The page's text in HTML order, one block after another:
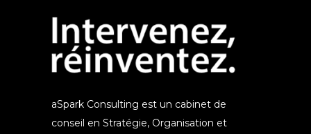
aSpark Consulting est un cabinet de
conseil en Stratégie, Organisation et